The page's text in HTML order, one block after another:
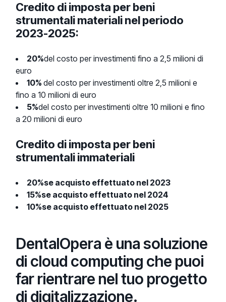
Credito di imposta per beni
strumentali materiali nel periodo
2023-2025:
20%del costo per investimenti fino a 2,5 milioni di
euro
10%del costo per investimenti oltre 2,5 milioni e
fino a 10 milioni di euro
5%del costo per investimenti oltre 10 milioni e fino
a 20 milioni di euro
Credito di imposta per beni
strumentali immateriali
20%se acquisto effettuato nel 2023
15%se acquisto effettuato nel 2024
10%se acquisto effettuato nel 2025
DentalOpera è una soluzione
di cloud computing che puoi
far rientrare nel tuo progetto
di digitalizzazione.